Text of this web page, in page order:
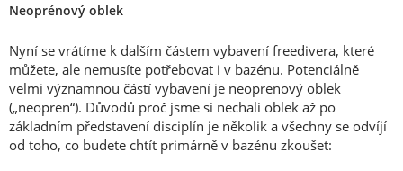
Neoprénový oblek
Nyní se vrátíme k dalším částem vybavení freedivera, které
můžete, ale nemusíte potřebovat i v bazénu. Potenciálně
velmi významnou částí vybavení je neoprenový oblek
(„neopren“). Důvodů proč jsme si nechali oblek až po
základním představení disciplín je několik a všechny se odvíjí
od toho, co budete chtít primárně v bazénu zkoušet: